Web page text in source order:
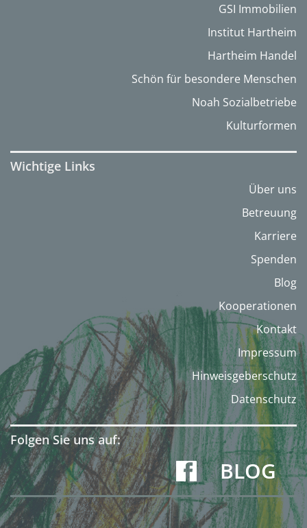
GSI Immobilien
Institut Hartheim
Hartheim Handel
Schön für besondere Menschen
Noah Sozialbetriebe
Kulturformen
Wichtige Links
Über uns
Betreuung
Karriere
Spenden
Blog
Kooperationen
Kontakt
Impressum
Hinweisgeberschutz
Datenschutz
Folgen Sie uns auf:
BLOG